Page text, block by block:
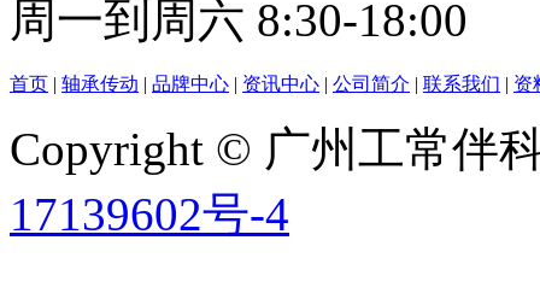
周一到周六 8:30-18:00
首页 | 轴承传动 | 品牌中心 | 资讯中心 | 公司简介 | 联系我们 | 资
Copyright © 广州工常伴
17139602号-4